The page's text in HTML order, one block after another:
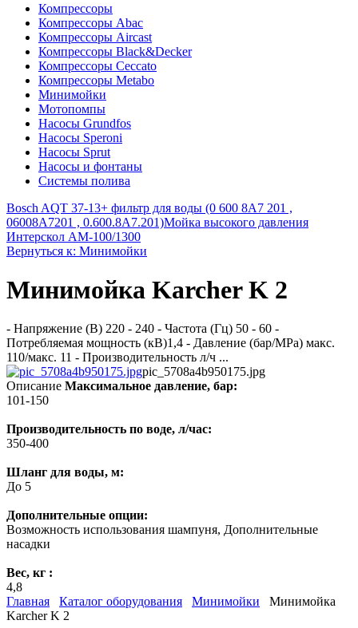
Компрессоры
Компрессоры Abac
Компрессоры Aircast
Компрессоры Black&Decker
Компрессоры Ceccato
Компрессоры Metabo
Минимойки
Мотопомпы
Насосы Grundfos
Насосы Speroni
Насосы Sprut
Насосы и фонтаны
Системы полива
Bosch AQT 37-13+ фильтр для воды (0 600 8A7 201 ,
06008A7201 , 0.600.8A7.201)Мойка высокого давления
Интерскол АМ-100/1300
Вернуться к: Минимойки
Минимойка Karcher K 2
- Напряжение (В) 220 - 240 - Частота (Гц) 50 - 60 -
Потребляемая мощность (кВ)1,4 - Давление (бар/MPa) макс.
110/макс. 11 - Производительность л/ч ...
pic_5708a4b950175.jpg
Описание Максимальное давление, бар:
101-150
Производительность по воде, л/час:
350-400
Шланг для воды, м:
До 5
Дополнительные опции:
Возможность использования шампуня, Дополнительные
насадки
Вес, кг :
4,8
Главная
Каталог оборудования Минимойки
Минимойка
Karcher K 2